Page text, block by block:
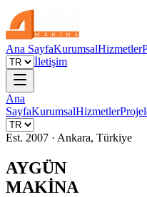
Ana SayfaKurumsalHizmetler
İletişim
Ana
SayfaKurumsalHizmetler
Est. 2007 · Ankara, Türkiye
AYGÜN
MAKİNA